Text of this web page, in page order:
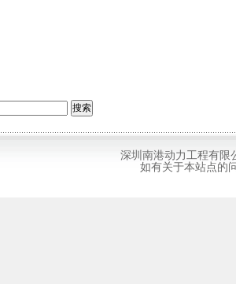
深圳南港动力工程有限
如有关于本站点的